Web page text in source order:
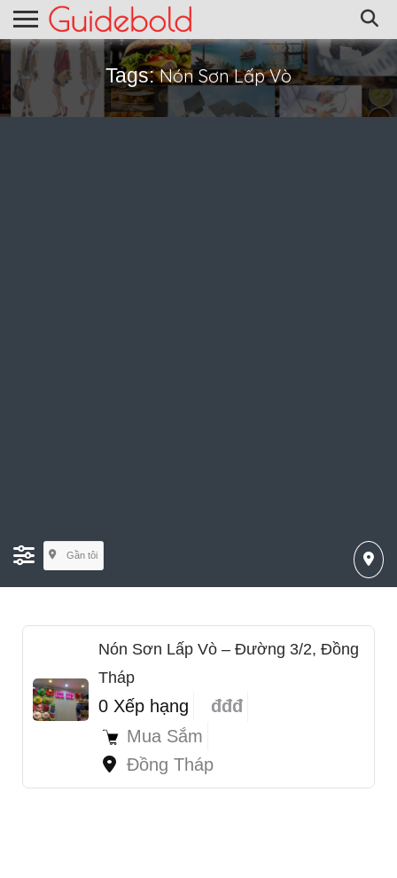
Tags:Nón Sơn Lấp Vò
Gần tôi
Nón Sơn Lấp Vò – Đường 3/2, Đồng
Tháp
0 Xếp hạng
đđđ
Mua Sắm
Đồng Tháp